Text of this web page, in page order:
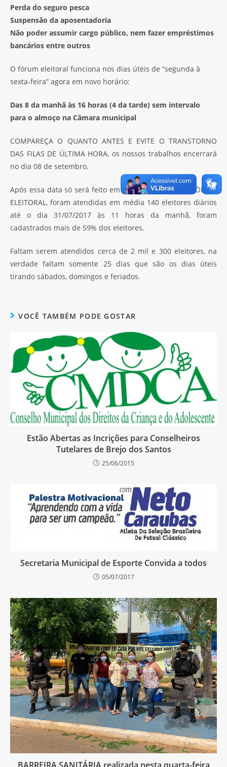
Perda do seguro pesca
Suspensão da aposentadoria
Não poder assumir cargo público, nem fazer empréstimos
bancários entre outros
O fórum eleitoral funciona nos dias úteis de “segunda à
sexta-feira” agora em novo horário:
Das 8 da manhã às 16 horas (4 da tarde) sem intervalo
para o almoço na Câmara municipal
COMPAREÇA O QUANTO ANTES E EVITE O TRANSTORNO
DAS FILAS DE ÚLTIMA HORA, os nossos trabalhos encerrará
no dia 08 de setembro.
Após essa data só será feito em Catolé do Rocha no FÓRUM
ELEITORAL, foram atendidas em média 140 eleitores diários
até o dia 31/07/2017 às 11 horas da manhã, foram
cadastrados mais de 59% dos eleitores.
Faltam serem atendidos cerca de 2 mil e 300 eleitores, na
verdade faltam somente 25 dias que são os dias úteis
tirando sábados, domingos e feriados.
VOCÊ TAMBÉM PODE GOSTAR
Estão Abertas as Incrições para Conselheiros
Tutelares de Brejo dos Santos
25/06/2015
Secretaria Municipal de Esporte Convida a todos
05/07/2017